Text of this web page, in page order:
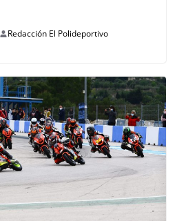
Redacción El Polideportivo